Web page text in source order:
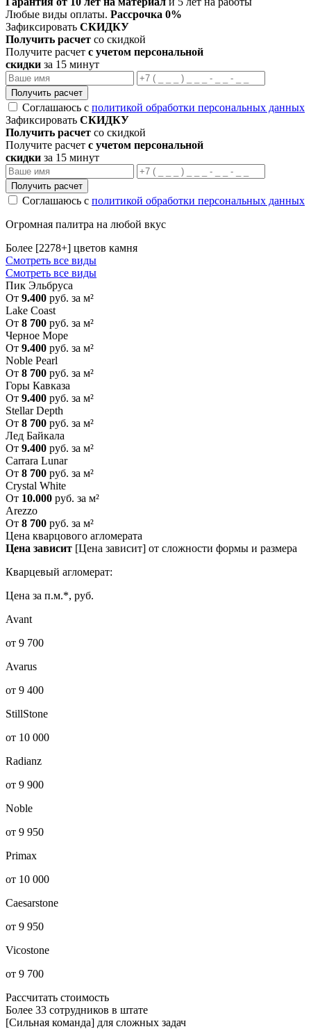
Любые виды оплаты. Рассрочка 0%
Зафиксировать СКИДКУ
Получить расчет со скидкой
Получите расчет с учетом персональной
скидки за 15 минут
Получить расчет
Соглашаюсь с политикой обработки персональных данных
Зафиксировать СКИДКУ
Получить расчет со скидкой
Получите расчет с учетом персональной
скидки за 15 минут
Получить расчет
Соглашаюсь с политикой обработки персональных данных
Огромная палитра на любой вкус
Более [2278+] цветов камня
Смотреть все виды
Смотреть все виды
Пик Эльбруса
От 9.400 руб. за м²
Lake Coast
От 8 700 руб. за м²
Черное Море
От 9.400 руб. за м²
Noble Pearl
От 8 700 руб. за м²
Горы Кавказа
От 9.400 руб. за м²
Stellar Depth
От 8 700 руб. за м²
Лед Байкала
От 9.400 руб. за м²
Carrara Lunar
От 8 700 руб. за м²
Crystal White
От 10.000 руб. за м²
Arezzo
От 8 700 руб. за м²
Цена кварцового агломерата
Цена зависит [Цена зависит] от сложности формы и размера
Кварцевый агломерат:
Цена за п.м.*, руб.
Avant
от 9 700
Avarus
от 9 400
StillStone
от 10 000
Radianz
от 9 900
Noble
от 9 950
Primax
от 10 000
Caesarstone
от 9 950
Vicostone
от 9 700
Рассчитать стоимость
Более 33 сотрудников в штате
[Сильная команда] для сложных задач